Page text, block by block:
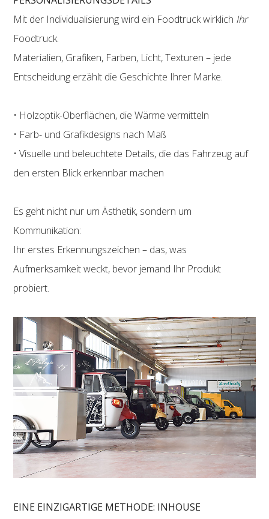
Mit der Individualisierung wird ein Foodtruck wirklich Ihr
Foodtruck.
Materialien, Grafiken, Farben, Licht, Texturen – jede
Entscheidung erzählt die Geschichte Ihrer Marke.
• Holzoptik-Oberflächen, die Wärme vermitteln
• Farb- und Grafikdesigns nach Maß
• Visuelle und beleuchtete Details, die das Fahrzeug auf
den ersten Blick erkennbar machen
Es geht nicht nur um Ästhetik, sondern um
Kommunikation:
Ihr erstes Erkennungszeichen – das, was
Aufmerksamkeit weckt, bevor jemand Ihr Produkt
probiert.
EINE EINZIGARTIGE METHODE: INHOUSE